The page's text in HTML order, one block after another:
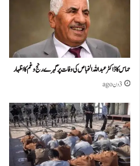
حماس کا ڈاکٹر عبداللہ الخباص کی وفات پر گہرے رنج وغم کااظہار
3 دن ago